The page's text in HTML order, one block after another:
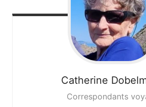
Catherine
Correspondants